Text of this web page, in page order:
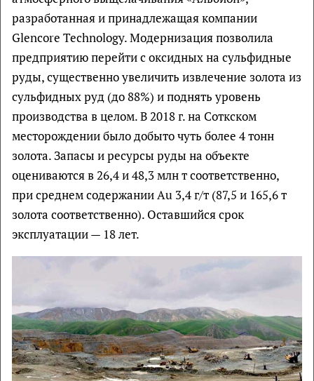
разработанная и принадлежащая компании
Glencore Technology. Модернизация позволила
предприятию перейти с оксидных на сульфидные
руды, существенно увеличить извлечение золота из
сульфидных руд (до 88%) и поднять уровень
производства в целом. В 2018 г. на Соткском
месторождении было добыто чуть более 4 тонн
золота. Запасы и ресурсы руды на объекте
оцениваются в 26,4 и 48,3 млн т соответственно,
при среднем содержании Au 3,4 г/т (87,5 и 165,6 т
золота соответственно). Оставшийся срок
эксплуатации — 18 лет.